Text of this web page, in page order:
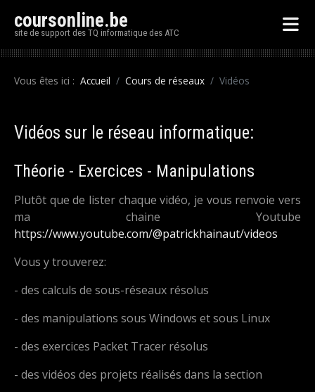
coursonline.be
site de support des TQ informatique des ATC
Vous êtes ici : Accueil Cours de réseaux Vidéos
Vidéos sur le réseau informatique:
Théorie - Exercices - Manipulations
Plutôt que de lister chaque vidéo, je vous renvoie vers
ma chaine Youtube
https://www.youtube.com/@patrickhainaut/videos
Vous y trouverez:
- des calculs de sous-réseaux résolus
- des manipulations sous Windows et sous Linux
- des exercices Packet Tracer résolus
- des vidéos des projets réalisés dans la section